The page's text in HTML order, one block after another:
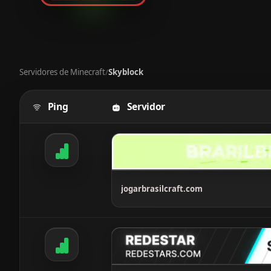
Servidores de Minecraft/Skyblock
Tabela com servidores Minecraft, mostrando rank,
Ping Servidor
jogarbrasilcraft.com